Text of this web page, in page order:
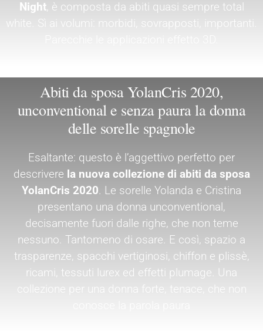
Night, è composta da abiti quasi sempre total
white. Sì ai volumi: morbidi, sovrapposti, importanti.
Abiti da sposa YolanCris 2020,
unconventional e senza paura la donna
delle sorelle spagnole
Esaltante: questo è l’aggettivo perfetto per
descrivere la nuova collezione di abiti da sposa
YolanCris 2020. Le sorelle Yolanda e Cristina
presentano una donna unconventional,
decisamente fuori dalle righe, che non teme
nessuno. Tantomeno di osare. E così, spazio a
trasparenze, spacchi vertiginosi, chiffon e plissè,
ricami, tessuti lurex ed effetti plumage. Una
collezione per una donna forte, tenace, che non